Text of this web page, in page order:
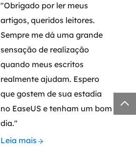
"Obrigado por ler meus
artigos, queridos leitores.
Sempre me dá uma grande
sensação de realização
quando meus escritos
realmente ajudam. Espero
que gostem de sua estadia
no EaseUS e tenham um bom
dia."
Leia mais
